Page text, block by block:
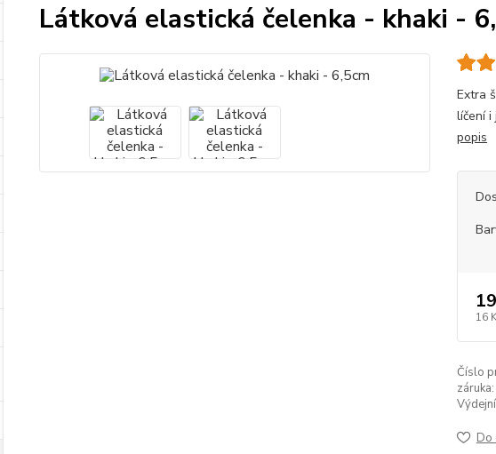
Látková elastická čelenka - khaki -
Extra
líčení i
popis
16
Číslo
záruka:
Do